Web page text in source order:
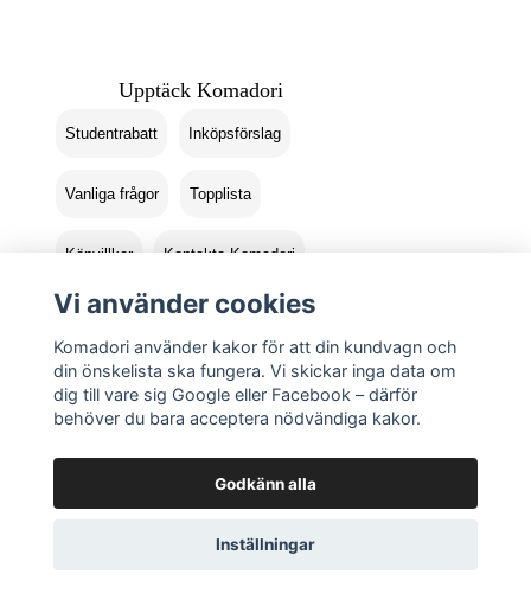
Upptäck Komadori
Studentrabatt Inköpsförslag
Vanliga frågor Topplista
Köpvillkor Kontakta Komadori
Logga in Returer
Vi använder cookies
Komadori använder kakor för att din kundvagn och
din önskelista ska fungera. Vi skickar inga data om
dig till vare sig Google eller Facebook – därför
behöver du bara acceptera nödvändiga kakor.
Godkänn alla
Inställningar